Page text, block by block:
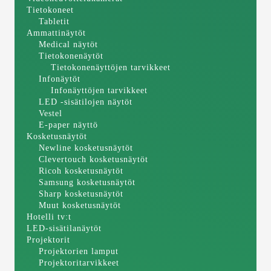
Tietokoneet
Tabletit
Ammattinäytöt
Medical näytöt
Tietokonenäytöt
Tietokonenäyttöjen tarvikkeet
Infonäytöt
Infonäyttöjen tarvikkeet
LED -sisätilojen näytöt
Vestel
E-paper näyttö
Kosketusnäytöt
Newline kosketusnäytöt
Clevertouch kosketusnäytöt
Ricoh kosketusnäytöt
Samsung kosketusnäytöt
Sharp kosketusnäytöt
Muut kosketusnäytöt
Hotelli tv:t
LED-sisätilanäytöt
Projektorit
Projektorien lamput
Projektoritarvikkeet